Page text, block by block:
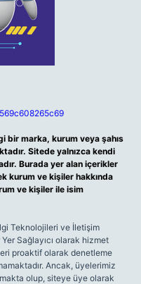
bir marka, kurum veya şahıs
Sitede yalnızca kendi
Burada yer alan içerikler
kurum ve kişiler hakkında
ve kişiler ile isim
Teknolojileri ve İletişim
Sağlayıcı olarak hizmet
proaktif olarak denetleme
Ancak, üyelerimiz
olup, siteye üye olarak